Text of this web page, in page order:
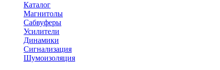
Каталог
Магнитолы
Сабвуферы
Усилители
Динамики
Сигнализация
Шумоизоляция